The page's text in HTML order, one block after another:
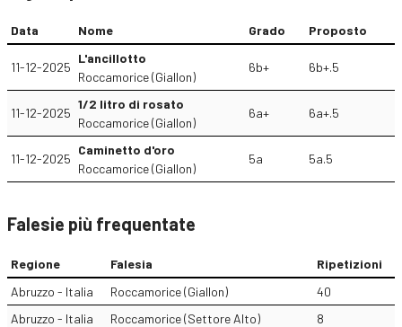
Data Nome Grado Proposto
11-12-2025
L'ancillotto
Roccamorice (Giallon)
6b+ 6b+.5
11-12-2025
1/2 litro di rosato
Roccamorice (Giallon)
6a+ 6a+.5
11-12-2025
Caminetto d'oro
Roccamorice (Giallon)
5a 5a.5
Falesie più frequentate
Regione Falesia
Ripetizioni
Abruzzo - Italia
Roccamorice (Giallon)
40
Abruzzo - Italia
Roccamorice (Settore Alto)
8